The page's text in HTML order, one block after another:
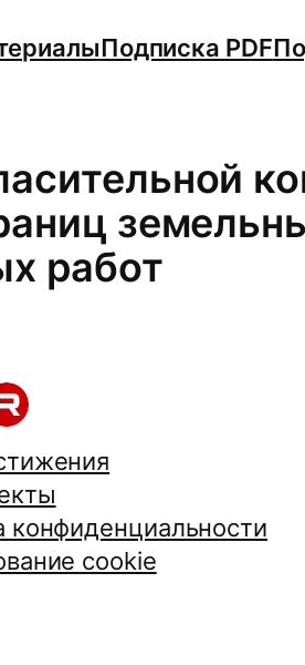
Подписка PDF
работ
конфиденциальности
cookie